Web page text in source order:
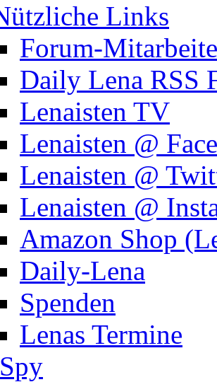
Links
Forum-
Daily Lena RSS
Lenaisten TV
Lenaisten @
Lenaisten @
Lenaisten @
Amazon Shop
Daily-Lena
Spenden
Lenas Termine